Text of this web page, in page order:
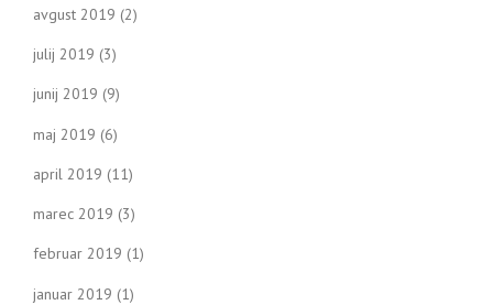
avgust 2019 (2)
julij 2019 (3)
junij 2019 (9)
maj 2019 (6)
april 2019 (11)
marec 2019 (3)
februar 2019 (1)
januar 2019 (1)